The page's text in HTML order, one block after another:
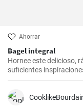
Ahorrar
Bagel integral
Hornee este delicioso,
suficientes